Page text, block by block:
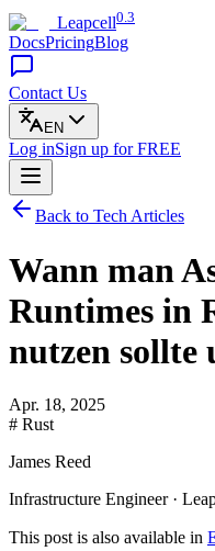
Leapcell0.3
DocsPricingBlog
Contact Us
EN
Log inSign up for FREE
Back to Tech Articles
Wann man
Runtimes in
nutzen sollte
Apr. 18, 2025
# Rust
James Reed
Infrastructure Engineer ·
This post is also available in